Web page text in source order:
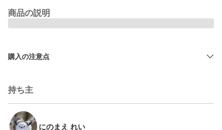
商品の説明
購入の注意点
持ち主
にのまえ れい